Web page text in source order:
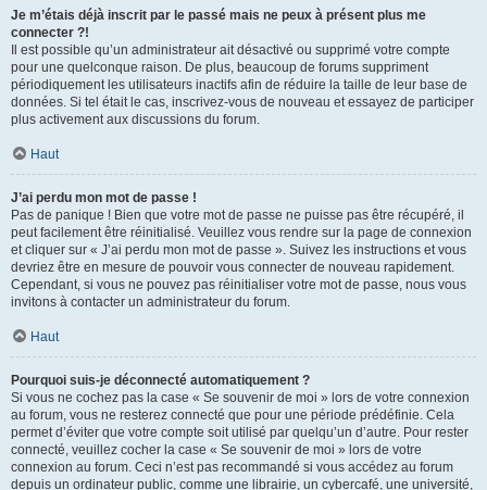
Je m’étais déjà inscrit par le passé mais ne peux à présent plus me
connecter ?!
Il est possible qu’un administrateur ait désactivé ou supprimé votre compte
pour une quelconque raison. De plus, beaucoup de forums suppriment
périodiquement les utilisateurs inactifs afin de réduire la taille de leur base de
données. Si tel était le cas, inscrivez-vous de nouveau et essayez de participer
plus activement aux discussions du forum.
Haut
J’ai perdu mon mot de passe !
Pas de panique ! Bien que votre mot de passe ne puisse pas être récupéré, il
peut facilement être réinitialisé. Veuillez vous rendre sur la page de connexion
et cliquer sur « J’ai perdu mon mot de passe ». Suivez les instructions et vous
devriez être en mesure de pouvoir vous connecter de nouveau rapidement.
Cependant, si vous ne pouvez pas réinitialiser votre mot de passe, nous vous
invitons à contacter un administrateur du forum.
Haut
Pourquoi suis-je déconnecté automatiquement ?
Si vous ne cochez pas la case « Se souvenir de moi » lors de votre connexion
au forum, vous ne resterez connecté que pour une période prédéfinie. Cela
permet d’éviter que votre compte soit utilisé par quelqu’un d’autre. Pour rester
connecté, veuillez cocher la case « Se souvenir de moi » lors de votre
connexion au forum. Ceci n’est pas recommandé si vous accédez au forum
depuis un ordinateur public, comme une librairie, un cybercafé, une université,